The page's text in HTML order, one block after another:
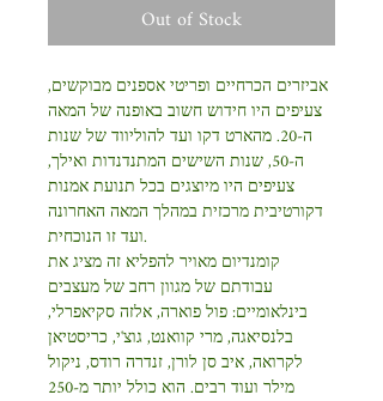
Out of Stock
אביזרים הכרחיים ופריטי אספנים מבוקשים,
צעיפים היו חידוש חשוב באופנה של המאה
ה-20. מהארט דקו ועד להוליווד של שנות
ה-50, שנות השישים המתנדנדות ואילך,
צעיפים היו מיוצגים בכל תנועת אמנות
דקורטיבית מרכזית במהלך המאה האחרונה
ועד זו הנוכחית.
קומנדיום מאויר להפליא זה מציג את
עבודתם של מגוון רחב של מעצבים
בינלאומיים: פול פוארה, אלזה סקיאפרלי,
בלנסיאגה, מרי קוואנט, גוצ'י, כריסטיאן
לקרואה, איב סן לורן, זנדרה רודס, ניקול
מילר ועוד רבים. הוא כולל יותר מ-250